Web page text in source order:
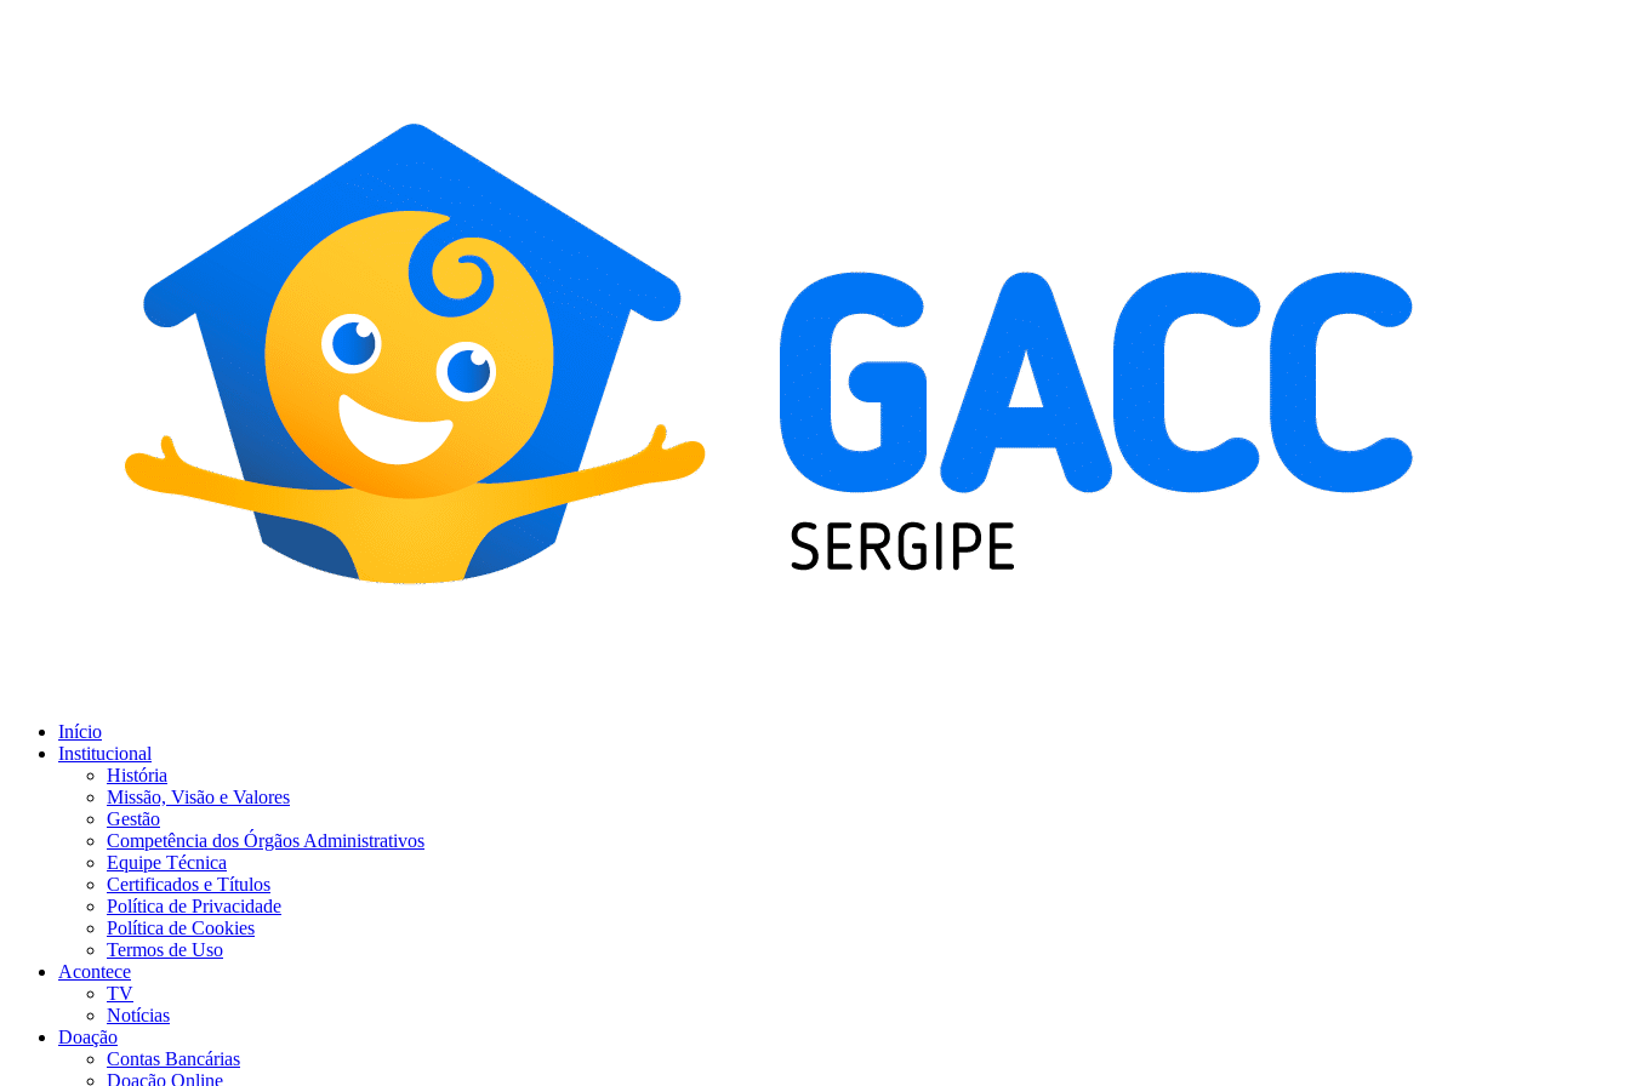
Início
Institucional
História
Missão, Visão e Valores
Gestão
Competência dos Órgãos Administrativos
Equipe Técnica
Certificados e Títulos
Política de Privacidade
Política de Cookies
Termos de Uso
Acontece
TV
Notícias
Doação
Contas Bancárias
Doação Online